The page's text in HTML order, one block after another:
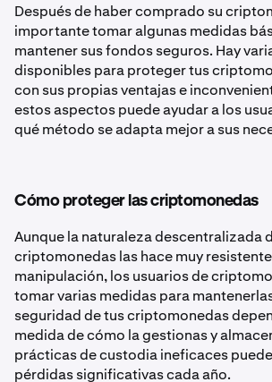
Después de haber comprado su
importante tomar algunas medidas
mantener sus fondos seguros. Hay
disponibles para proteger tus
con sus propias ventajas e
estos aspectos puede ayudar a los
qué método se adapta mejor a sus
Cómo proteger las criptomonedas
Aunque la naturaleza descentralizada
criptomonedas las hace muy
manipulación, los usuarios de
tomar varias medidas para
seguridad de tus criptomonedas
medida de cómo la gestionas y
prácticas de custodia ineficaces
pérdidas significativas cada año.